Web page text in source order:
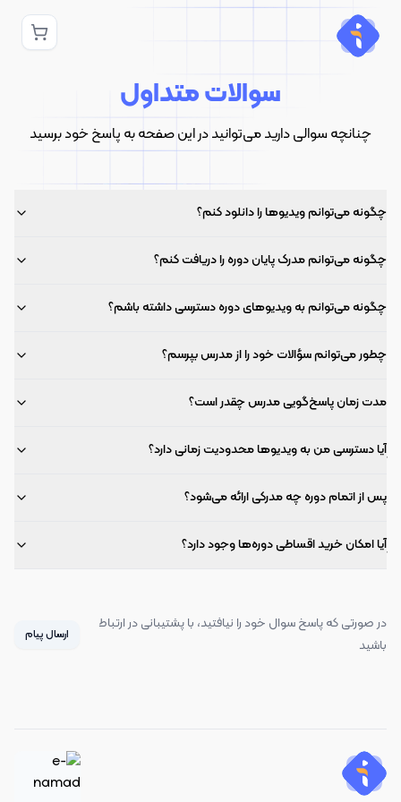
سوالات متداول
چنانچه سوالی دارید می‌توانید در این صفحه به پاسخ خود برسید
چگونه می‌توانم ویدیوها را دانلود کنم؟
چگونه می‌توانم مدرک پایان دوره را دریافت کنم؟
چگونه می‌توانم به ویدیوهای دوره دسترسی داشته باشم؟
چطور می‌توانم سؤالات خود را از مدرس بپرسم؟
مدت زمان پاسخ‌گویی مدرس چقدر است؟
آیا دسترسی من به ویدیوها محدودیت زمانی دارد؟
پس از اتمام دوره چه مدرکی ارائه می‌شود؟
آیا امکان خرید اقساطی دوره‌ها وجود دارد؟
در صورتی که پاسخ سوال خود را نیافتید، با پشتیبانی در ارتباط
باشید
ارسال پیام